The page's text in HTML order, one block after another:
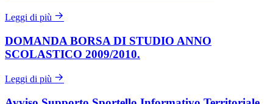
Leggi di più
DOMANDA BORSA DI STUDIO ANNO
SCOLASTICO 2009/2010.
Leggi di più